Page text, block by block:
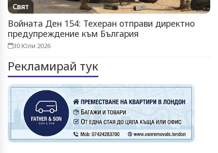
Свят
Войната Ден 154: Техеран отправи директно
предупреждение към България
30 Юли 2026
Рекламирай тук